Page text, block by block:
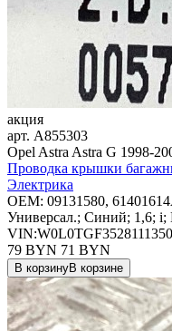
акция
арт. A855303
Opel Astra Astra G 1998-
Проводка крышки
Электрика
OEM: 09131580,
Универсал.; Синий; 1,6;
VIN:W0L0TGF3528111350
79 BYN 71 BYN
В корзинуВ корзине